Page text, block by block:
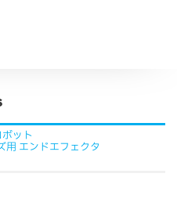
ット
用 エンドエフェクタ